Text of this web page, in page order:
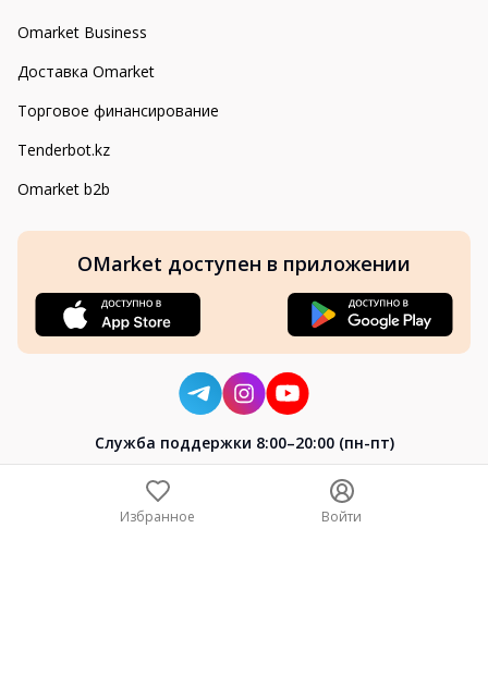
Omarket Business
Доставка Omarket
Торговое финансирование
Tenderbot.kz
Omarket b2b
OMarket доступен в приложении
Cлужба поддержки 8:00–20:00 (пн-пт)
Избранное Войти